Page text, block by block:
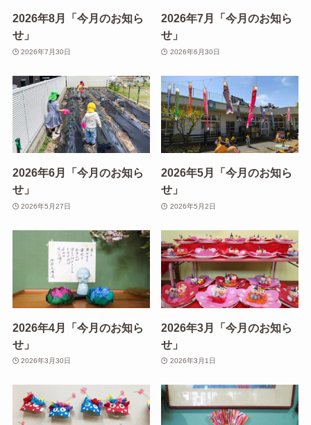
2026年8月「今月のお知ら
せ」
2026年7月30日
2026年7月「今月のお知ら
せ」
2026年6月30日
2026年6月「今月のお知ら
せ」
2026年5月27日
2026年5月「今月のお知ら
せ」
2026年5月2日
2026年4月「今月のお知ら
せ」
2026年3月30日
2026年3月「今月のお知ら
せ」
2026年3月1日